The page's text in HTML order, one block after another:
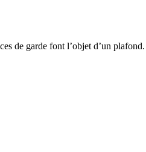
de garde font l’objet d’un plafond.